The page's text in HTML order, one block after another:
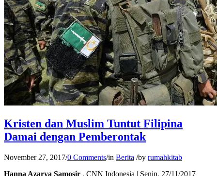
Kristen dan Muslim Tuntut Filipina
Damai dengan Pemberontak
November 27, 2017/0 Comments/in Berita /by rumahkitab
Hanna Azarya Samosir , CNN Indonesia | Senin, 27/11/2017